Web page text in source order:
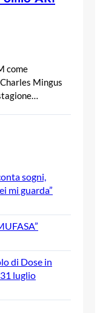
come
Mingus
sogni,
mi guarda”
di Dose in
luglio